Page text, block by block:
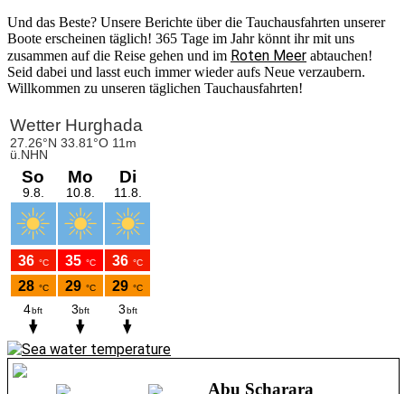
Und das Beste? Unsere Berichte über die Tauchausfahrten unserer
Boote erscheinen täglich! 365 Tage im Jahr könnt ihr mit uns
zusammen auf die Reise gehen und im Roten Meer abtauchen!
Seid dabei und lasst euch immer wieder aufs Neue verzaubern.
Willkommen zu unseren täglichen Tauchausfahrten!
Abu Scharara